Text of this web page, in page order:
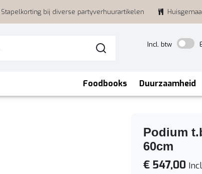
Stapelkorting bij diverse partyverhuurartikelen
Incl. btw
Foodbooks Duurzaamheid
Podium
60cm
€ 547,00